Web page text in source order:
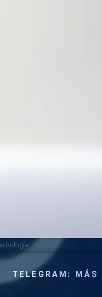
TELEGRAM: